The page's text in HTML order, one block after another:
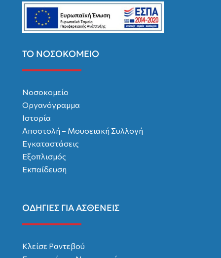
ΤΟ ΝΟΣΟΚΟΜΕΙΟ
Νοσοκομείο
Οργανόγραμμα
Ιστορία
Αποστολή – Μουσειακή Συλλογή
Εγκαταστάσεις
Εξοπλισμός
Εκπαίδευση
ΟΔΗΓΙΕΣ ΓΙΑ ΑΣΘΕΝΕΙΣ
Κλείσε Ραντεβού